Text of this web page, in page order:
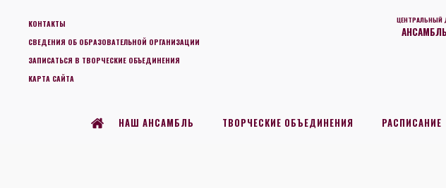
КОНТАКТЫ
СВЕДЕНИЯ ОБ ОБРАЗОВАТЕЛЬНОЙ ОРГАНИЗАЦИИ
ЗАПИСАТЬСЯ В ТВОРЧЕСКИЕ ОБЪЕДИНЕНИЯ
КАРТА САЙТА
ЦЕНТРАЛЬНЫЙ
НАШ АНСАМБЛЬ ТВОРЧЕСКИЕ ОБЪЕДИНЕНИЯ РАСПИСАНИЕ